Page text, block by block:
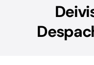
Linhas de Crédito